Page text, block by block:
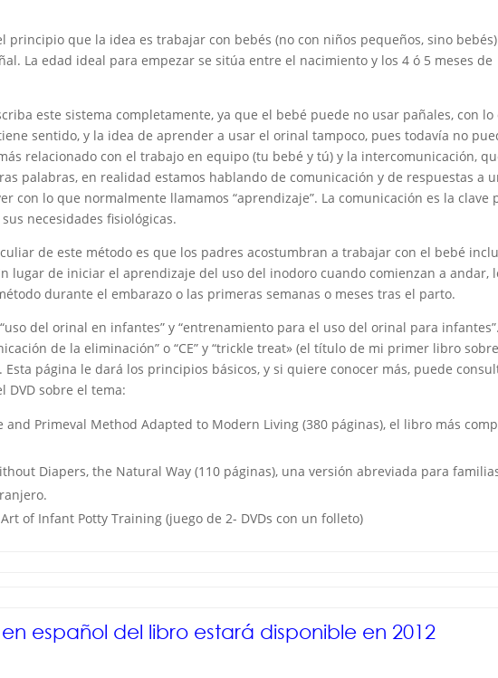
principio que la idea es trabajar con bebés (no con niños pequeños, sino bebés)
La edad ideal para empezar se sitúa entre el nacimiento y los 4 ó 5 meses de
este sistema completamente, ya que el bebé puede no usar pañales, con lo
sentido, y la idea de aprender a usar el orinal tampoco, pues todavía no
relacionado con el trabajo en equipo (tu bebé y tú) y la intercomunicación,
palabras, en realidad estamos hablando de comunicación y de respuestas a
con lo que normalmente llamamos “aprendizaje”. La comunicación es la clave
necesidades fisiológicas.
de este método es que los padres acostumbran a trabajar con el bebé
lugar de iniciar el aprendizaje del uso del inodoro cuando comienzan a andar,
durante el embarazo o las primeras semanas o meses tras el parto.
del orinal en infantes” y “entrenamiento para el uso del orinal para infantes”.
de la eliminación” o “CE” y “trickle treat» (el título de mi primer libro sobre
página le dará los principios básicos, y si quiere conocer más, puede
DVD sobre el tema:
and Primeval Method Adapted to Modern Living (380 páginas), el libro más
Diapers, the Natural Way (110 páginas), una versión abreviada para
of Infant Potty Training (juego de 2- DVDs con un folleto)
español del libro estará disponible en 2012